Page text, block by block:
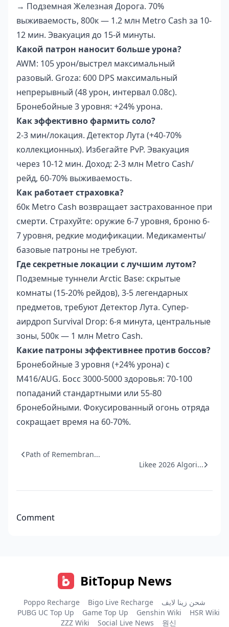
→ Подземная Железная Дорога. 70%
выживаемость, 800к — 1.2 млн Metro Cash за 10-
12 мин. Эвакуация до 15-й минуты.
Какой патрон наносит больше урона?
AWM: 105 урон/выстрел максимальный
разовый. Groza: 600 DPS максимальный
непрерывный (48 урон, интервал 0.08с).
Бронебойные 3 уровня: +24% урона.
Как эффективно фармить соло?
2-3 мин/локация. Детектор Лута (+40-70%
коллекционных). Избегайте PvP. Эвакуация
через 10-12 мин. Доход: 2-3 млн Metro Cash/
рейд, 60-70% выживаемость.
Как работает страховка?
60к Metro Cash возвращает застрахованное при
смерти. Страхуйте: оружие 6-7 уровня, броню 6-
7 уровня, редкие модификации. Медикаменты/
базовые патроны не требуют.
Где секретные локации с лучшим лутом?
Подземные туннели Arctic Base: скрытые
комнаты (15-20% рейдов), 3-5 легендарных
предметов, требуют Детектор Лута. Супер-
аирдроп Survival Drop: 6-я минута, центральные
зоны, 500к — 1 млн Metro Cash.
Какие патроны эффективнее против боссов?
Бронебойные 3 уровня (+24% урона) с
M416/AUG. Босс 3000-5000 здоровья: 70-100
попаданий стандартными или 55-80
бронебойными. Фокусированный огонь отряда
сокращает время на 60-70%.
Path of Remembran...
Likee 2026 Algori...
Comment
BitTopup News
Poppo Recharge Bigo Live Recharge
شحن زينا لايف
PUBG UC Top Up
Game Top Up Genshin Wiki
HSR Wiki
ZZZ Wiki
Social Live News 원신